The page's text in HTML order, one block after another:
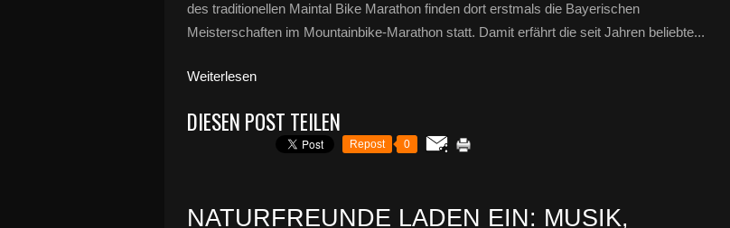
des traditionellen Maintal Bike Marathon finden dort erstmals die Bayerischen
Meisterschaften im Mountainbike-Marathon statt. Damit erfährt die seit Jahren beliebte...
Weiterlesen
DIESEN POST TEILEN
Repost 0
NATURFREUNDE LADEN EIN: MUSIK,